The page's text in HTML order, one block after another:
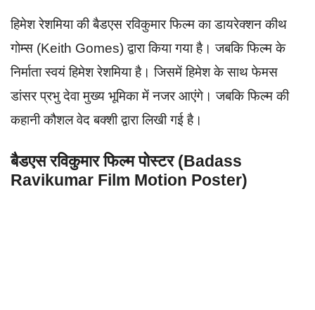
हिमेश रेशमिया की बैडएस रविकुमार फिल्म का डायरेक्शन कीथ
गोम्स (Keith Gomes) द्वारा किया गया है। जबकि फिल्म के
निर्माता स्वयं हिमेश रेशमिया है। जिसमें हिमेश के साथ फेमस
डांसर प्रभु देवा मुख्य भूमिका में नजर आएंगे। जबकि फिल्म की
कहानी कौशल वेद बक्शी द्वारा लिखी गई है।
बैडएस रविकुमार फिल्म पोस्टर (Badass
Ravikumar Film Motion Poster)